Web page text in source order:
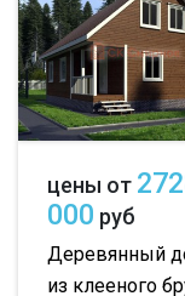
цены от
000 руб
Деревянный
из клееного